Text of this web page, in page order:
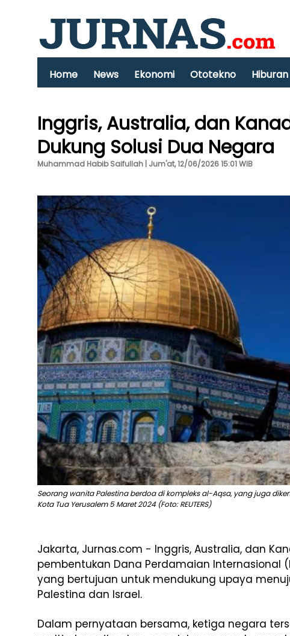
Home News Ekonomi Ototekno Hiburan
Inggris, Australia, dan
Dukung Solusi Dua Negara
Muhammad Habib Saifullah | Jum'at, 12/06/2026 15:01 WIB
Seorang wanita Palestina berdoa di kompleks al-Aqsa, yang juga
Kota Tua Yerusalem 5 Maret 2024 (Foto: REUTERS)
Jakarta, Jurnas.com - Inggris, Australia, dan
pembentukan Dana Perdamaian Internasional
yang bertujuan untuk mendukung upaya
Palestina dan Israel.
Dalam pernyataan bersama, ketiga negara